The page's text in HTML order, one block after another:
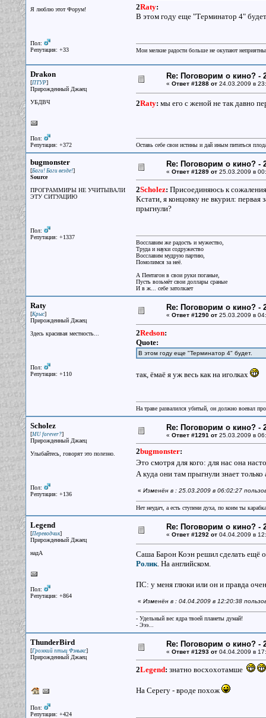
Я люблю этот Форум!
Пол:
Репутация: +33
2Raty:
В этом году еще "Терминатор 4"
Мои мелкие радости больше не окупают
Drakon
[ПТУР]
Прирожденный Джаец
УБДВЧ
Пол:
Репутация: +372
Re: Поговорим о кино? -
« Ответ #1288 от24.03.2009 в
2Raty: мы его с женой не так давно
Оставь себе свои истины и дай иным питаться
bugmonster
[Баги! Баги везде!]
Source
ПРОГРАММИРЫ НЕ УЧИТЫВАЛИ
ЭТУ СИТУАЦИЮ
Пол:
Репутация: +1337
Re: Поговорим о кино? -
« Ответ #1289 от25.03.2009 в
2Scholez: Присоединяюсь к
Кстати, я концовку не вкурил:
прыгнули?
Восславим же радость и мужество,
Труда и науки содружество
Восславим мудрую партию,
Помолимся за неё.
А Пентагон в свои руки поганые,
Пусть возьмёт свои доллары сраные
И в ж... себе затолкает
Raty
[Крыс]
Прирожденный Джаец
Здесь красивая местность...
Пол:
Репутация: +110
Re: Поговорим о кино? -
« Ответ #1290 от25.03.2009 в
2Redson:
Quote:
В этом году еще "Терминатор 4" будет.
так, ёмаё я уж весь как на иголках
На траве развалился убитый, он должно воевал
Scholez
[MU forever?]
Прирожденный Джаец
Улыбайтесь, говорят это полезно.
Пол:
Репутация: +136
Re: Поговорим о кино? -
« Ответ #1291 от25.03.2009 в
2bugmonster:
Это смотря для кого: для нас она
А куда они там прыгнули знает
« Изменён в : 25.03.2009 в 06:02:27
Нет неудач, а есть ступени духа, по коим ты
Legend
[Переводчик]
Прирожденный Джаец
надА
Пол:
Репутация: +864
Re: Поговорим о кино? -
« Ответ #1292 от04.04.2009 в
Саша Барон Коэн решил сделать ещё
Ролик. На английском.
ПС: у меня глюки или он и правда
« Изменён в : 04.04.2009 в 12:20:38
- Удельный вес ядра твоей планеты думай!
- Эээ...
ThunderBird
[Громкий птыц Фэныкс]
Прирожденный Джаец
Пол:
Репутация: +424
Re: Поговорим о кино? -
« Ответ #1293 от04.04.2009 в
2Legend: знатно восхохотамше
На Серегу - вроде похож